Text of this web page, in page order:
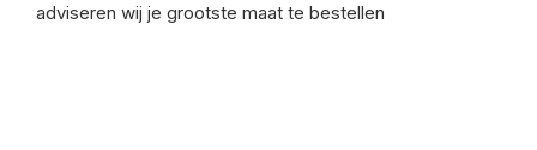
adviseren wij je grootste maat te bestellen